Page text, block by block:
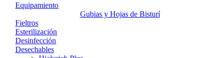
Equipamiento
Gubias y Hojas de Bisturí
Fieltros
Esterilización
Desinfección
Desechables